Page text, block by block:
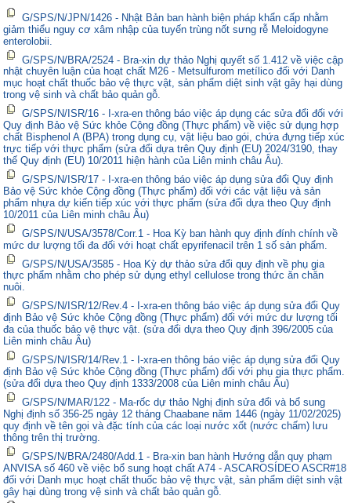
G/SPS/N/JPN/1426 - Nhật Bản ban hành biện pháp khẩn cấp nhằm
giảm thiểu nguy cơ xâm nhập của tuyến trùng nốt sưng rễ Meloidogyne
enterolobii.
G/SPS/N/BRA/2524 - Bra-xin dự thảo Nghị quyết số 1.412 về việc cập
nhật chuyên luận của hoạt chất M26 - Metsulfurom metílico đối với Danh
mục hoạt chất thuốc bảo vệ thực vật, sản phẩm diệt sinh vật gây hại dùng
trong vệ sinh và chất bảo quản gỗ.
G/SPS/N/ISR/16 - I-xra-en thông báo việc áp dụng các sửa đổi đối với
Quy định Bảo vệ Sức khỏe Cộng đồng (Thực phẩm) về việc sử dụng hợp
chất Bisphenol A (BPA) trong dụng cụ, vật liệu bao gói, chứa đựng tiếp xúc
trực tiếp với thực phẩm (sửa đổi dựa trên Quy định (EU) 2024/3190, thay
thế Quy định (EU) 10/2011 hiện hành của Liên minh châu Âu).
G/SPS/N/ISR/17 - I-xra-en thông báo việc áp dụng sửa đổi Quy định
Bảo vệ Sức khỏe Cộng đồng (Thực phẩm) đối với các vật liệu và sản
phẩm nhựa dự kiến tiếp xúc với thực phẩm (sửa đổi dựa theo Quy định
10/2011 của Liên minh châu Âu)
G/SPS/N/USA/3578/Corr.1 - Hoa Kỳ ban hành quy định đính chính về
mức dư lượng tối đa đối với hoạt chất epyrifenacil trên 1 số sản phẩm.
G/SPS/N/USA/3585 - Hoa Kỳ dự thảo sửa đổi quy định về phụ gia
thực phẩm nhằm cho phép sử dụng ethyl cellulose trong thức ăn chăn
nuôi.
G/SPS/N/ISR/12/Rev.4 - I-xra-en thông báo việc áp dụng sửa đổi Quy
định Bảo vệ Sức khỏe Cộng đồng (Thực phẩm) đối với mức dư lượng tối
đa của thuốc bảo vệ thực vật. (sửa đổi dựa theo Quy định 396/2005 của
Liên minh châu Âu)
G/SPS/N/ISR/14/Rev.1 - I-xra-en thông báo việc áp dụng sửa đổi Quy
định Bảo vệ Sức khỏe Cộng đồng (Thực phẩm) đối với phụ gia thực phẩm.
(sửa đổi dựa theo Quy định 1333/2008 của Liên minh châu Âu)
G/SPS/N/MAR/122 - Ma-rốc dự thảo Nghị định sửa đổi và bổ sung
Nghị định số 356-25 ngày 12 tháng Chaabane năm 1446 (ngày 11/02/2025)
quy định về tên gọi và đặc tính của các loại nước xốt (nước chấm) lưu
thông trên thị trường.
G/SPS/N/BRA/2480/Add.1 - Bra-xin ban hành Hướng dẫn quy phạm
ANVISA số 460 về việc bổ sung hoạt chất A74 - ASCAROSÍDEO ASCR#18
đối với Danh mục hoạt chất thuốc bảo vệ thực vật, sản phẩm diệt sinh vật
gây hại dùng trong vệ sinh và chất bảo quản gỗ.